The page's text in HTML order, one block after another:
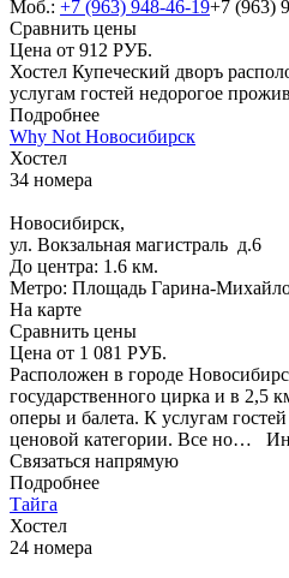
Моб.: +7 (963) 948-46-19+7 (963)
Сравнить цены
Цена от 912 РУБ.
Хостел Купеческий дворъ
услугам гостей недорогое
Подробнее
Why Not Новосибирск
Хостел
34 номера
Новосибирск,
ул. Вокзальная магистраль д.6
До центра: 1.6 км.
Метро: Площадь Гарина-
На карте
Сравнить цены
Цена от 1 081 РУБ.
Расположен в городе
государственного цирка и в 2,5
оперы и балета. К услугам
ценовой категории. Все но…
Связаться напрямую
Подробнее
Тайга
Хостел
24 номера